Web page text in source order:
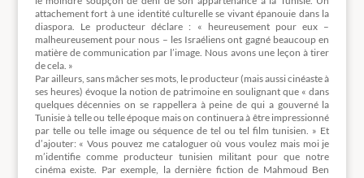
attachement fort à une identité culturelle se vivant épanouie dans la
diaspora. Le producteur déclare : « heureusement pour eux –
malheureusement pour nous – les Israéliens ont gagné beaucoup en
matière de communication par l’image. Nous avons une leçon à tirer
de cela. »
Par ailleurs, sans mâcher ses mots, le producteur (mais aussi cinéaste à
ses heures) évoque la notion de patrimoine en soulignant que « dans
quelques décennies on se rappellera à peine de qui a gouverné la
Tunisie à telle ou telle époque mais on continuera à être impressionné
par telle ou telle image ou séquence de tel ou tel film tunisien. » Et
d’ajouter: « Vous pouvez me cataloguer où vous voulez mais moi je
m’identifie comme producteur tunisien militant pour que notre
cinéma existe. Par exemple, la dernière fiction de Mahmoud Ben